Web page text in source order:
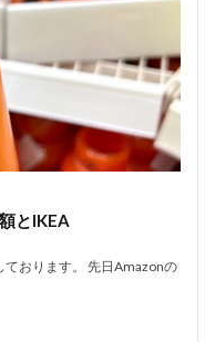
とIKEA
おります。 先日Amazonの